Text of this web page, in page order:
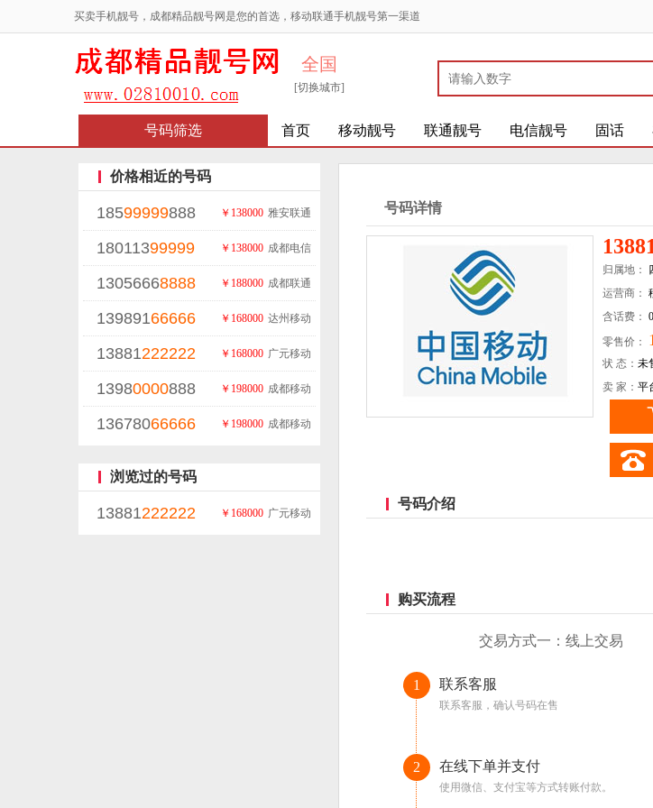
买卖手机靓号，成都精品靓号网是您的首选，移动联通手机靓号第一渠道
全国
[切换城市]
号码筛选 首页 移动靓号 联通靓号 电信靓号 固话
价格相近的号码
18599999888 雅安联通
￥138000
18011399999 成都电信
￥138000
13056668888 成都联通
￥188000
13989166666 达州移动
￥168000
13881222222 广元移动
￥168000
13980000888 成都移动
￥198000
13678066666 成都移动
￥198000
浏览过的号码
13881222222 广元移动
￥168000
号码详情
归属地：
运营商：
含话费：
零售价：
状 态： 未
卖 家： 平
号码介绍
购买流程
交易方式一：线上交易
1 联系客服
联系客服，确认号码在售
2 在线下单并支付
使用微信、支付宝等方式转账付款。